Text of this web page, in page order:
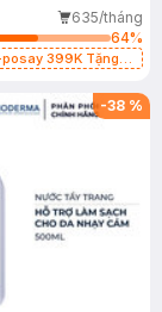
635/tháng
64%
399K Tặng
-38 %